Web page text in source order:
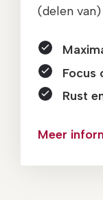
(delen
Focus
Rust
Meer